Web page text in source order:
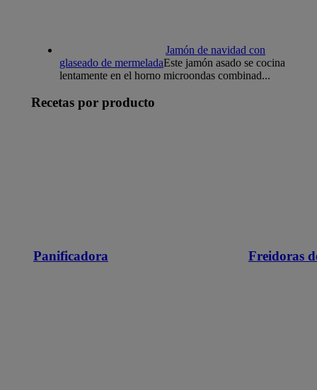
Jamón de navidad con
glaseado de mermeladaEste jamón asado se cocina
lentamente en el horno microondas combinad...
Recetas por producto
Panificadora Freidoras